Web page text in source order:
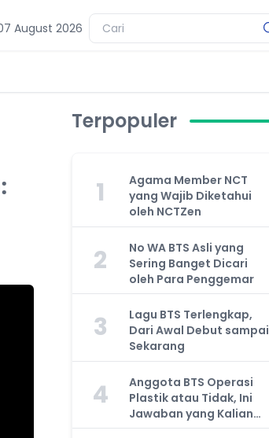
August 2026
Terpopuler
1
Agama Member NCT
yang Wajib Diketahui
oleh NCTZen
2
No WA BTS Asli yang
Sering Banget Dicari
oleh Para Penggemar
3
Lagu BTS Terlengkap,
Dari Awal Debut sampai
Sekarang
4
Anggota BTS Operasi
Plastik atau Tidak, Ini
Jawaban yang Kalian
Cari